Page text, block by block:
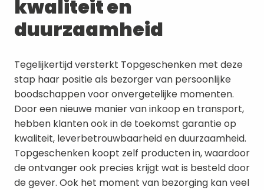
kwaliteit en
duurzaamheid
Tegelijkertijd versterkt Topgeschenken met deze
stap haar positie als bezorger van persoonlijke
boodschappen voor onvergetelijke momenten.
Door een nieuwe manier van inkoop en transport,
hebben klanten ook in de toekomst garantie op
kwaliteit, leverbetrouwbaarheid en duurzaamheid.
Topgeschenken koopt zelf producten in, waardoor
de ontvanger ook precies krijgt wat is besteld door
de gever. Ook het moment van bezorging kan veel